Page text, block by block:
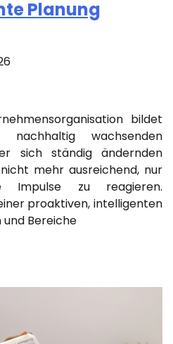
Planung
bildet
wachsenden
sich ständig ändernden
mehr ausreichend, nur
Impulse zu reagieren.
proaktiven, intelligenten
und Bereiche